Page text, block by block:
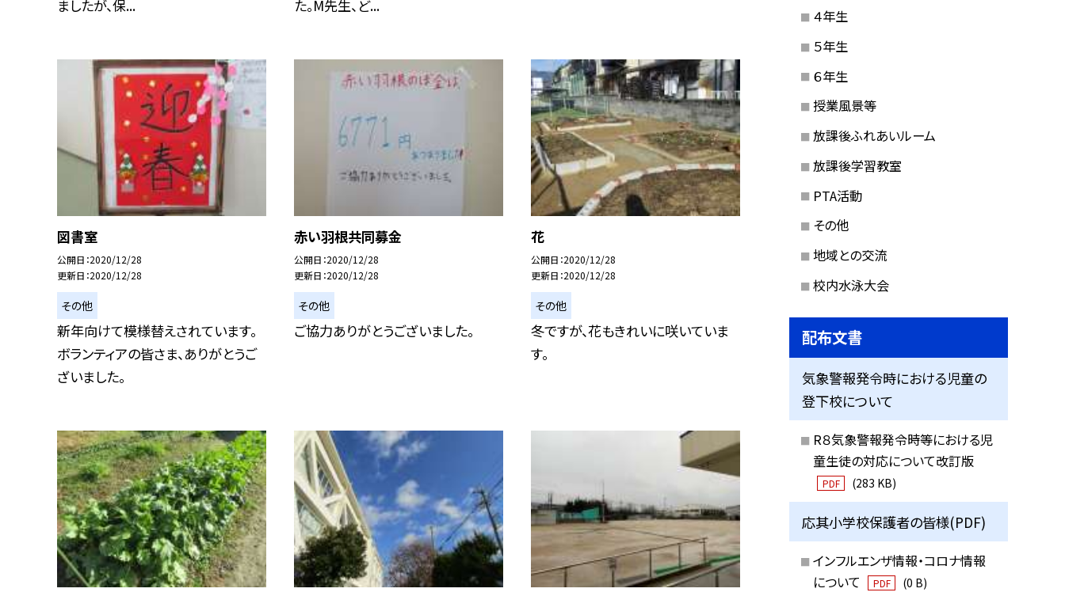
ましたが、保...
た。M先生、ど...
図書室
公開日 2020/12/28
更新日 2020/12/28
その他
新年向けて模様替えされています。
ボランティアの皆さま、ありがとうご
ざいました。
赤い羽根共同募金
公開日 2020/12/28
更新日 2020/12/28
その他
ご協力ありがとうございました。
花
公開日 2020/12/28
更新日 2020/12/28
その他
冬ですが、花もきれいに咲いていま
す。
４年生
５年生
６年生
授業風景等
放課後ふれあいルーム
放課後学習教室
PTA活動
その他
地域との交流
校内水泳大会
配布文書
気象警報発令時における児童の
登下校について
R８気象警報発令時等における児
童生徒の対応について改訂版
PDF (283 KB)
応其小学校保護者の皆様(PDF)
インフルエンザ情報・コロナ情報
について
PDF (0 B)